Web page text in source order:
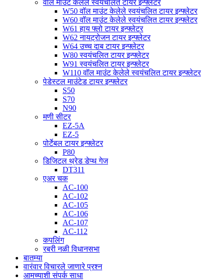
वॉल माउंट केलेले स्वयंचलित टायर इन्फ्लेटर
W50 वॉल माउंट केलेले स्वयंचलित टायर इन्फ्लेटर
W60 वॉल माउंट केलेले स्वयंचलित टायर इन्फ्लेटर
W61 हाय फ्लो टायर इन्फ्लेटर
W62 नायट्रोजन टायर इन्फ्लेटर
W64 उच्च दाब टायर इन्फ्लेटर
W80 स्वयंचलित टायर इन्फ्लेटर
W91 स्वयंचलित टायर इन्फ्लेटर
W110 वॉल माउंट केलेले स्वयंचलित टायर इन्फ्लेटर
पेडेस्टल माउंटेड टायर इन्फ्लेटर
S50
S70
N90
मणी सीटर
EZ-5A
EZ-5
पोर्टेबल टायर इन्फ्लेटर
P80
डिजिटल थ्रेड डेप्थ गेज
DT311
एअर चक
AC-100
AC-102
AC-105
AC-106
AC-107
AC-112
कपलिंग
रबरी नळी विधानसभा
बातम्या
वारंवार विचारले जाणारे प्रश्न
आमच्याशी संपर्क साधा